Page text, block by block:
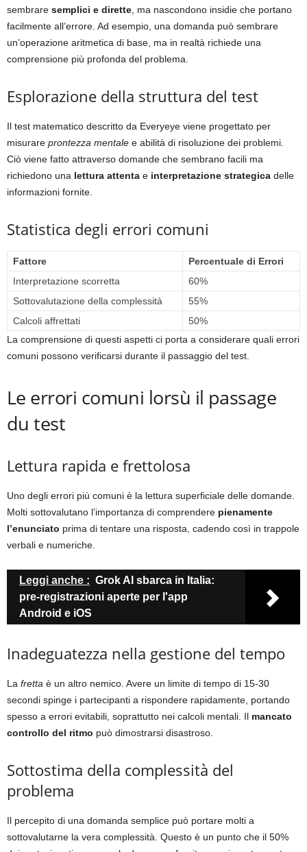
sembrare semplici e dirette , ma nascondono insidie che portano
facilmente all’errore. Ad esempio, una domanda può sembrare
un’operazione aritmetica di base, ma in realtà richiede una
comprensione più profonda del problema.
Esplorazione della struttura del test
Il test matematico descritto da Everyeye viene progettato per
misurare prontezza mentale e abilità di risoluzione dei problemi.
Ciò viene fatto attraverso domande che sembrano facili ma
richiedono una lettura attenta e interpretazione strategica delle
informazioni fornite.
Statistica degli errori comuni
Fattore
Percentuale di Errori
Interpretazione scorretta
60%
Sottovalutazione della complessità
55%
Calcoli affrettati
50%
La comprensione di questi aspetti ci porta a considerare quali errori
comuni possono verificarsi durante il passaggio del test.
Le errori comuni lorsù il passage
du test
Lettura rapida e frettolosa
Uno degli errori più comuni è la lettura superficiale delle domande.
Molti sottovalutano l’importanza di comprendere pienamente
l’enunciato prima di tentare una risposta, cadendo così in trappole
verbali e numeriche.
Leggi anche : Grok AI sbarca in Italia:
pre-registrazioni aperte per l'app
Android e iOS
Inadeguatezza nella gestione del tempo
La fretta è un altro nemico. Avere un limite di tempo di 15-30
secondi spinge i partecipanti a rispondere rapidamente, portando
spesso a errori evitabili, soprattutto nei calcoli mentali. Il mancato
controllo del ritmo può dimostrarsi disastroso.
Sottostima della complessità del
problema
Il percepito di una domanda semplice può portare molti a
sottovalutarne la vera complessità. Questo è un punto che il 50%